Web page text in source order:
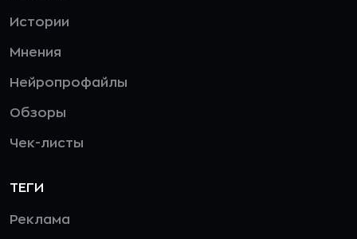
Истории
Мнения
Нейропрофайлы
Обзоры
Чек-листы
ТЕГИ
Реклама